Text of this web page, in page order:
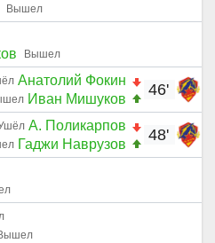
Вышел
Вышел
46'
Анатолий Фокин
Иван Мишуков
48'
А. Поликарпов
Гаджи Наврузов